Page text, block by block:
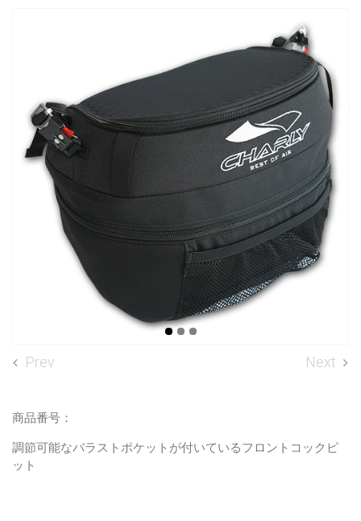
Prev Next
商品番号：
調節可能なバラストポケットが付いているフロントコックピ
ット